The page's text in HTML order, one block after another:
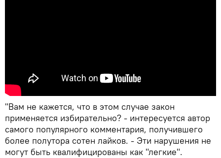
"Вам не кажется, что в этом случае закон
применяется избирательно? - интересуется автор
самого популярного комментария, получившего
более полутора сотен лайков. - Эти нарушения не
могут быть квалифицированы как "легкие".